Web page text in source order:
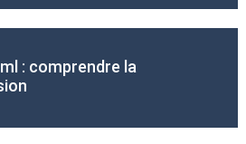
: comprendre la